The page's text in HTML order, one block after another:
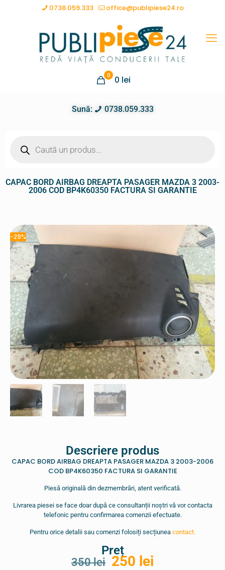
0738.059.333 office@publipiese24.ro
0 0 lei
Sună: 0738.059.333
CAPAC BORD AIRBAG DREAPTA PASAGER MAZDA 3 2003-
2006 COD BP4K60350 FACTURA SI GARANTIE
-29%
Descriere produs
CAPAC BORD AIRBAG DREAPTA PASAGER MAZDA 3 2003-2006
COD BP4K60350 FACTURA SI GARANTIE
Piesă originală din dezmembrări, atent verificată.
Livrarea piesei se face doar după ce consultanții noștri vă vor contacta
telefonic pentru confirmarea comenzii efectuate.
Pentru orice detalii sau comenzi folosiți secțiunea contact.
Preț
350lei 250 lei